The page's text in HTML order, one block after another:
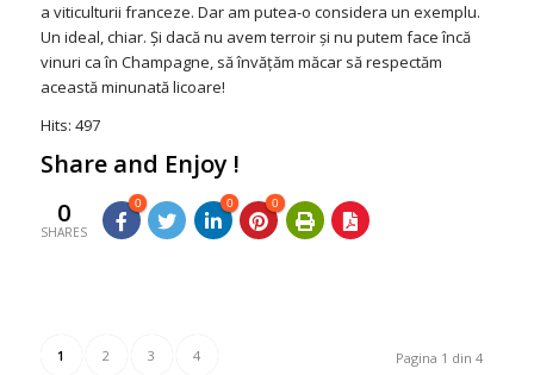
a viticulturii franceze. Dar am putea-o considera un exemplu.
Un ideal, chiar. Şi dacă nu avem terroir şi nu putem face încă
vinuri ca în Champagne, să învăţăm măcar să respectăm
această minunată licoare!
Hits: 497
Share and Enjoy !
0
SHARES
0 0 0
Pagina 1 din 4
1 2 3 4